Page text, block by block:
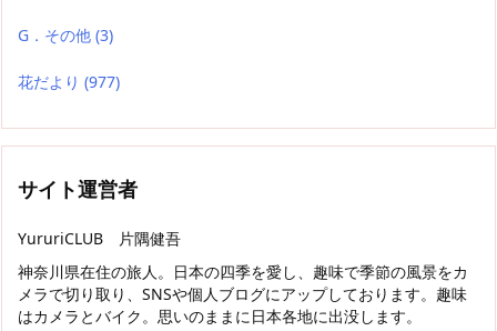
G．その他 (3)
花だより (977)
サイト運営者
YururiCLUB 片隅健吾
神奈川県在住の旅人。日本の四季を愛し、趣味で季節の風景をカ
メラで切り取り、SNSや個人ブログにアップしております。趣味
はカメラとバイク。思いのままに日本各地に出没します。